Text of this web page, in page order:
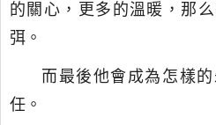
的關心，更多的溫暖，那
弭。
而最後他會成為怎樣
任。